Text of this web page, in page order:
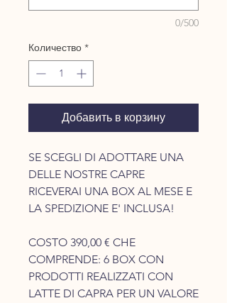
0/500
Количество *
Добавить в корзину
SE SCEGLI DI ADOTTARE UNA
DELLE NOSTRE CAPRE
RICEVERAI UNA BOX AL MESE E
LA SPEDIZIONE E' INCLUSA!
COSTO 390,00 € CHE
COMPRENDE: 6 BOX CON
PRODOTTI REALIZZATI CON
LATTE DI CAPRA PER UN VALORE